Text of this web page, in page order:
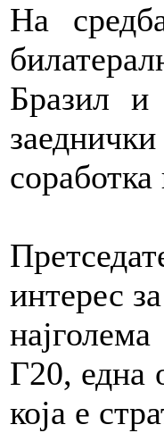
На
Бразил и
интерес
Г20, една
која е